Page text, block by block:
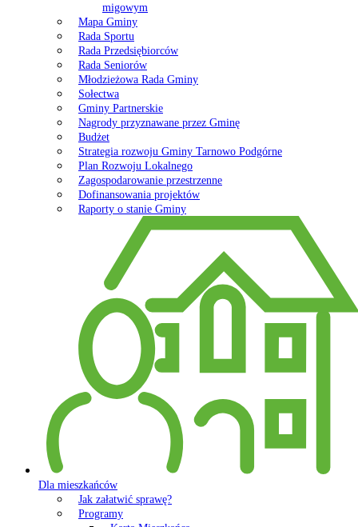
migowym
Mapa Gminy
Rada Sportu
Rada Przedsiębiorców
Rada Seniorów
Młodzieżowa Rada Gminy
Sołectwa
Gminy Partnerskie
Nagrody przyznawane przez Gminę
Budżet
Strategia rozwoju Gminy Tarnowo Podgórne
Plan Rozwoju Lokalnego
Zagospodarowanie przestrzenne
Dofinansowania projektów
Raporty o stanie Gminy
Dla mieszkańców
Jak załatwić sprawę?
Programy